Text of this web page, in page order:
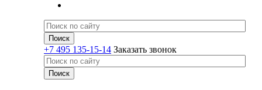
+7 495 135-15-14 Заказать звонок